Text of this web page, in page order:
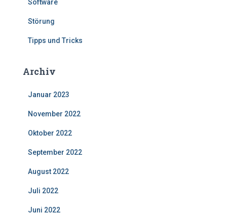
Software
Störung
Tipps und Tricks
Archiv
Januar 2023
November 2022
Oktober 2022
September 2022
August 2022
Juli 2022
Juni 2022